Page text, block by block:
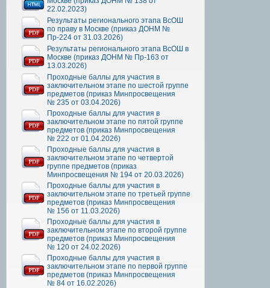
22.02.2023)
Результаты регионального этапа ВсОШ
по праву в Москве (приказ ДОНМ №
Пр-224 от 31.03.2026)
Результаты регионального этапа ВсОШ в
Москве (приказ ДОНМ № Пр-163 от
13.03.2026)
Проходные баллы для участия в
заключительном этапе по шестой группе
предметов (приказ Минпросвещения
№ 235 от 03.04.2026)
Проходные баллы для участия в
заключительном этапе по пятой группе
предметов (приказ Минпросвещения
№ 222 от 01.04.2026)
Проходные баллы для участия в
заключительном этапе по четвертой
группе предметов (приказ
Минпросвещения № 194 от 20.03.2026)
Проходные баллы для участия в
заключительном этапе по третьей группе
предметов (приказ Минпросвещения
№ 156 от 11.03.2026)
Проходные баллы для участия в
заключительном этапе по второй группе
предметов (приказ Минпросвещения
№ 120 от 24.02.2026)
Проходные баллы для участия в
заключительном этапе по первой группе
предметов (приказ Минпросвещения
№ 84 от 16.02.2026)